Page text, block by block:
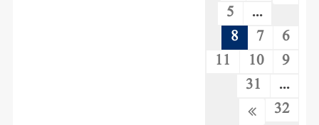
...
5
6
7
8
9
10
11
...
31
32